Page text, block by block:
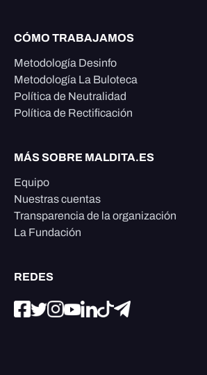
CÓMO TRABAJAMOS
Metodología Desinfo
Metodología La Buloteca
Política de Neutralidad
Política de Rectificación
MÁS SOBRE MALDITA.ES
Equipo
Nuestras cuentas
Transparencia de la organización
La Fundación
REDES